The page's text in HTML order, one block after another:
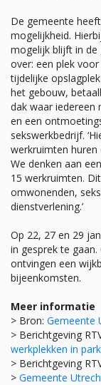
De gemeente
mogelijkheid.
mogelijk blijft in de
over: een plek
tijdelijke
het gebouw,
dak waar iedereen
en een
sekswerkbedrijf.
werkruimten huren
We denken aan
15 werkruimten.
omwonenden,
dienstverlening.’
Op 22, 27 en 29
in gesprek te
ontvingen een
bijeenkomsten.
Meer informatie
> Bron: Gemeente
> Berichtgeving
werkplekken in
> Berichtgeving
> Gemeente